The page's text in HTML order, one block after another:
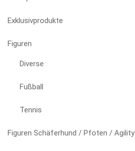
Exklusivprodukte
Figuren
Diverse
Fußball
Tennis
Figuren Schäferhund / Pfoten / Agility